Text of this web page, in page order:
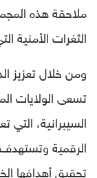
ملاحقة هذه
الثغرات الأمنية
ومن خلال تعزيز
تسعى الولايات
السيبرانية،
الرقمية
تحقيق أهدافها